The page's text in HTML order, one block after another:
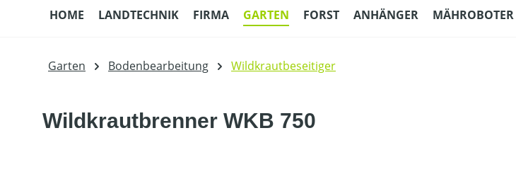
HOME LANDTECHNIK FIRMA GARTEN FORST ANHÄNGER MÄHROBOTER
Garten Bodenbearbeitung Wildkrautbeseitiger
Wildkrautbrenner WKB 750